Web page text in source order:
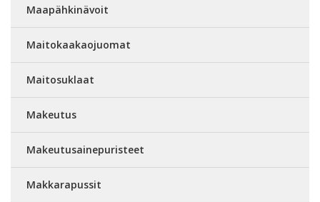
Maapähkinävoit
Maitokaakaojuomat
Maitosuklaat
Makeutus
Makeutusainepuristeet
Makkarapussit